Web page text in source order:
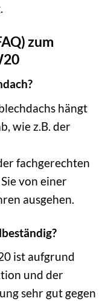
zum
hängt
wie z.B. der
fachgerechten
von einer
ausgehen.
ist aufgrund
und der
sehr gut gegen